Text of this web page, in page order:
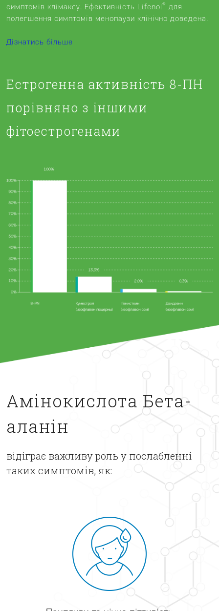
симптомів клімаксу. Ефективність Lifenol® для
полегшення симптомів менопаузи клінічно доведена.
Дізнатись більше
Естрогенна активність 8-ПН
порівняно з іншими
фітоестрогенами
Амінокислота Бета-
аланін
відіграє важливу роль у послабленні
таких симптомів, як: